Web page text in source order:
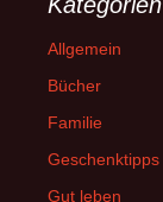
Allgemein
Bücher
Familie
Geschenktipps
Gut leben